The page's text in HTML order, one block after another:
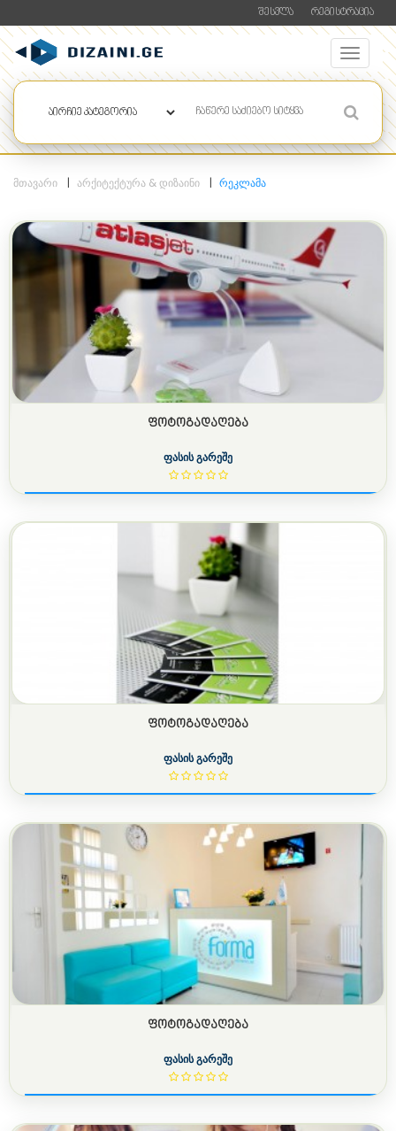
ᲨᲔᲡᲕᲚᲐ ᲠᲔᲒᲘᲡᲢᲠᲐᲪᲘᲐ
ᲛᲗᲐᲕᲐᲠᲘ ᲐᲠᲥᲘᲢᲔᲥᲢᲣᲠᲐ & ᲓᲘᲖᲐᲘᲜᲘ ᲠᲔᲙᲚᲐᲛᲐ
ᲤᲝᲢᲝᲒᲐᲓᲐᲦᲔᲑᲐ
ფასის გარეშე
ᲤᲝᲢᲝᲒᲐᲓᲐᲦᲔᲑᲐ
ფასის გარეშე
ᲤᲝᲢᲝᲒᲐᲓᲐᲦᲔᲑᲐ
ფასის გარეშე